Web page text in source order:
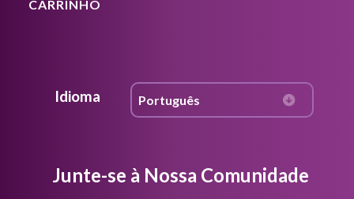
CARRINHO
Idioma
Junte-se à Nossa Comunidade